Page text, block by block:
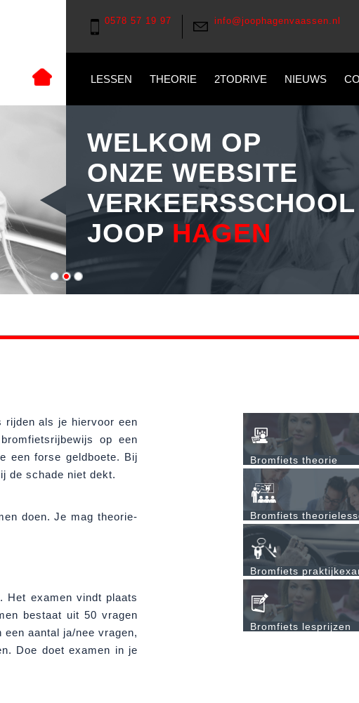
0578 57 19 97 info@joophagenvaassen.nl
LESSEN THEORIE 2TODRIVE NIEUWS
WELKOM OP
ONZE WEBSITE
VERKEERSSCHOOL
JOOP HAGEN
rijden als je hiervoor een
op een
een forse geldboete. Bij
de schade niet dekt.
doen. Je mag theorie-
Het examen vindt plaats
bestaat uit 50 vragen
aantal ja/nee vragen,
Doe doet examen in je
Bromfiets theorie
Bromfiets
Bromfiets
Bromfiets lesprijzen